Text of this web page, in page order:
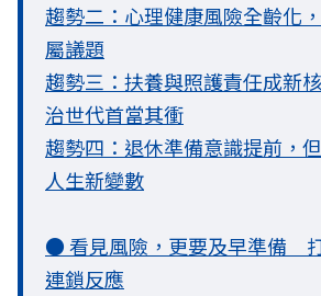
趨勢二：心理健康風險全齡化
屬議題
趨勢三：扶養與照護責任成新
治世代首當其衝
趨勢四：退休準備意識提前，
人生新變數
● 看見風險，更要及早準備
連鎖反應